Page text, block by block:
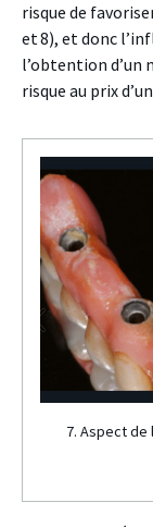
risque de
et 8), et donc
l’obtention d’un
risque au prix
7. Aspect